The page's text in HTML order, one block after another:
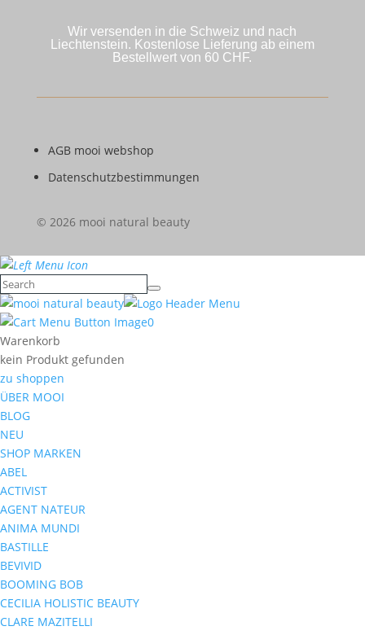
Wir versenden in die Schweiz und nach
Liechtenstein. Kostenlose Lieferung ab einem
Bestellwert von 60 CHF.
AGB mooi webshop
Datenschutzbestimmungen
© 2026 mooi natural beauty
0
Warenkorb
kein Produkt gefunden
zu shoppen
ÜBER MOOI
BLOG
NEU
SHOP MARKEN
ABEL
ACTIVIST
AGENT NATEUR
ANIMA MUNDI
BASTILLE
BEVIVID
BOOMING BOB
CECILIA HOLISTIC BEAUTY
CLARE MAZITELLI